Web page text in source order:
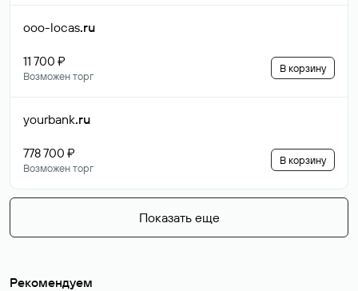
ooo-locas.ru
11 700 ₽
Возможен торг
В корзину
yourbank.ru
778 700 ₽
Возможен торг
В корзину
Показать еще
Рекомендуем